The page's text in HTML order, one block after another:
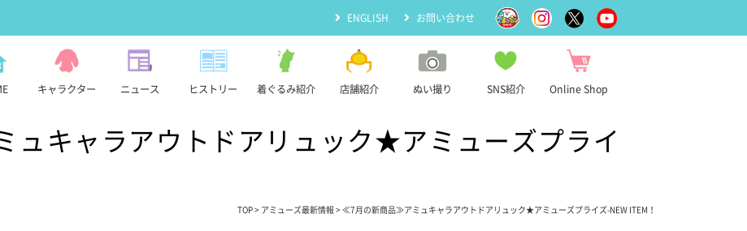
ENGLISH お問い合わせ
キャラクター ニュース ヒストリー 着ぐるみ紹介 店舗紹介 ぬい撮り SNS紹介 Online Shop
キャラアウトドアリュック★アミューズプライ
TOP > アミューズ最新情報 > ≪7月の新商品≫アミュキャラアウトドアリュック★アミューズプライズ-NEW ITEM！